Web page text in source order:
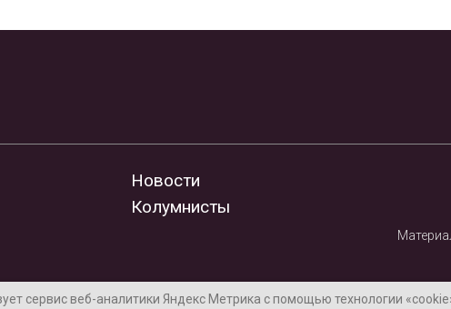
Новости
Колумнисты
сервис веб-аналитики Яндекс Метрика с помощью технологии